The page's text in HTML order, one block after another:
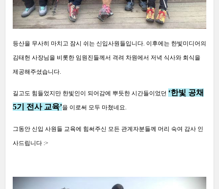
등산을 무사히 마치고 잠시 쉬는 신입사원들입니다 이후에는 한빛미디어의
김태헌 사장님을 비롯한 임원진들께서 격려 차원에서 저녁 식사와 회식을
제공해주셨습니다
길고도 힘들었지만 한빛인이 되어감에 뿌듯한 시간들이었던 ‘한빛 공채
5기 전사 교육’을 이로써 모두 마쳤네요
그동안 신입 사원들 교육에 힘써주신 모든 관계자분들께 머리 숙여 감사 인
사드립니다 :>